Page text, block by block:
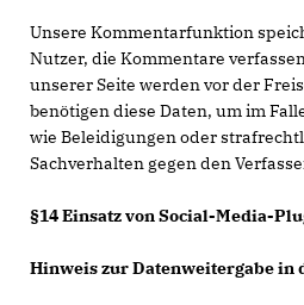
Unsere Kommentarfunktion
Nutzer, die Kommentare
unserer Seite werden vor der
benötigen diese Daten, um im
wie Beleidigungen oder
Sachverhalten gegen den
§14 Einsatz von Social-Media-
Hinweis zur Datenweitergabe in